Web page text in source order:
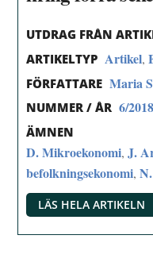
UTDRAG FRÅN
ARTIKELTYP Artikel,
FÖRFATTARE Maria
NUMMER / ÅR 6/
ÄMNEN
D. Mikroekonomi,J.
befolkningsekonomi,
LÄS HELA ARTIKELN